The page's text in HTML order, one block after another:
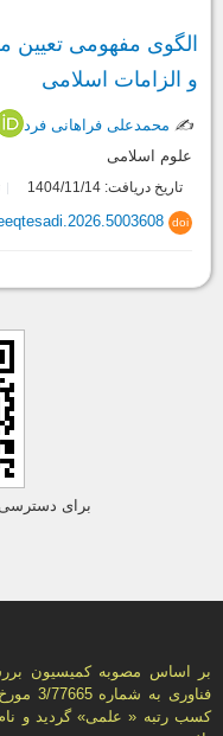
الگوی مفهومی
و الزامات اسلامی
✍️ محمدعلی فراهانی فرد
علوم اسلامی
تاریخ دریافت: 1404/11/14
doi
برای دسترسی
بر اساس مصوبه کمیسیون
کسب رتبه « علمی» گردید و